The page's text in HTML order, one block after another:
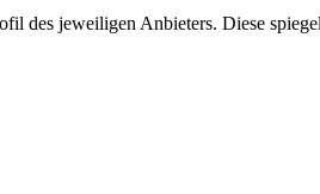
des jeweiligen Anbieters. Diese